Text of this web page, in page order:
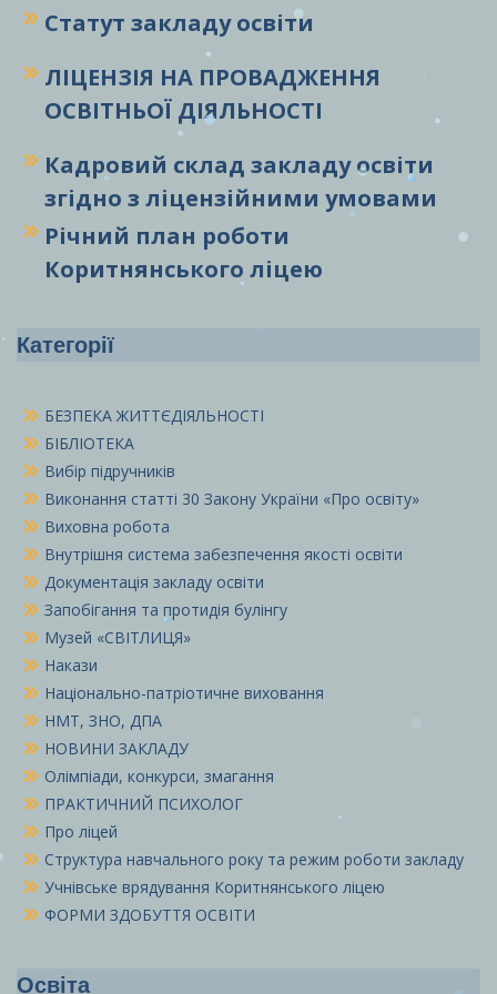
Статут закладу освіти
ЛІЦЕНЗІЯ НА ПРОВАДЖЕННЯ
ОСВІТНЬОЇ ДІЯЛЬНОСТІ
Кадровий склад закладу освіти
згідно з ліцензійними умовами
Річний план роботи
Коритнянського ліцею
Категорії
БЕЗПЕКА ЖИТТЄДІЯЛЬНОСТІ
БІБЛІОТЕКА
Вибір підручників
Виконання статті 30 Закону України «Про освіту»
Виховна робота
Внутрішня система забезпечення якості освіти
Документація закладу освіти
Запобігання та протидія булінгу
Музей «СВІТЛИЦЯ»
Накази
Національно-патріотичне виховання
НМТ, ЗНО, ДПА
НОВИНИ ЗАКЛАДУ
Олімпіади, конкурси, змагання
ПРАКТИЧНИЙ ПСИХОЛОГ
Про ліцей
Структура навчального року та режим роботи закладу
Учнівське врядування Коритнянського ліцею
ФОРМИ ЗДОБУТТЯ ОСВІТИ
Освіта